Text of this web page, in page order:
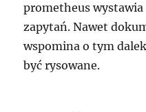
prometheus
zapytań. Nawet
wspomina o tym
być rysowane.